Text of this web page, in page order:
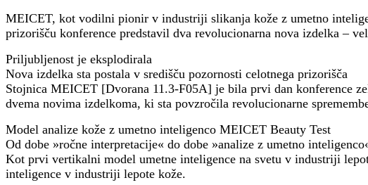
MEICET, kot vodilni pionir v industriji slikanja kože z umetno
prizorišču konference predstavil dva revolucionarna nova izdelka –
Priljubljenost je eksplodirala
Nova izdelka sta postala v središču pozornosti celotnega prizorišča
Stojnica MEICET [Dvorana 11.3-F05A] je bila prvi dan konference
dvema novima izdelkoma, ki sta povzročila revolucionarne
Model analize kože z umetno inteligenco MEICET Beauty Test
Od dobe »ročne interpretacije« do dobe »analize z umetno
Kot prvi vertikalni model umetne inteligence na svetu v industriji
inteligence v industriji lepote kože.